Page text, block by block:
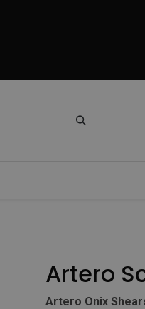
Artero
Artero Onix